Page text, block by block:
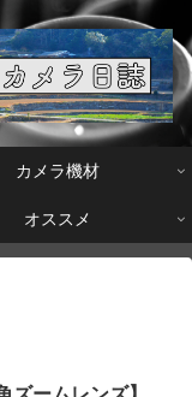
カメラ機材
オススメ